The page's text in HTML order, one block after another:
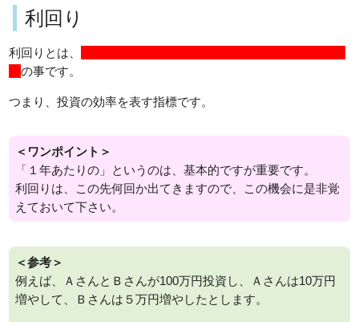
利回り
利回りとは、
合の事です。
つまり、投資の効率を表す指標です。
＜ワンポイント＞
「１年あたりの」というのは、基本的ですが重要です。
利回りは、この先何回か出てきますので、この機会に是非覚
えておいて下さい。
＜参考＞
例えば、ＡさんとＢさんが100万円投資し、Ａさんは10万円
増やして、Ｂさんは５万円増やしたとします。